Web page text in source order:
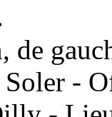
de
-